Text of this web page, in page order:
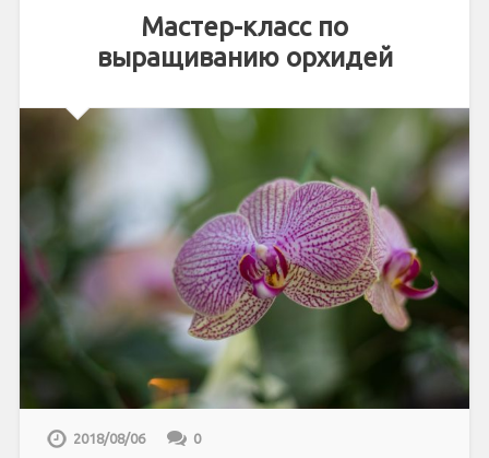
Мастер-класс по
выращиванию орхидей
2018/08/06 0